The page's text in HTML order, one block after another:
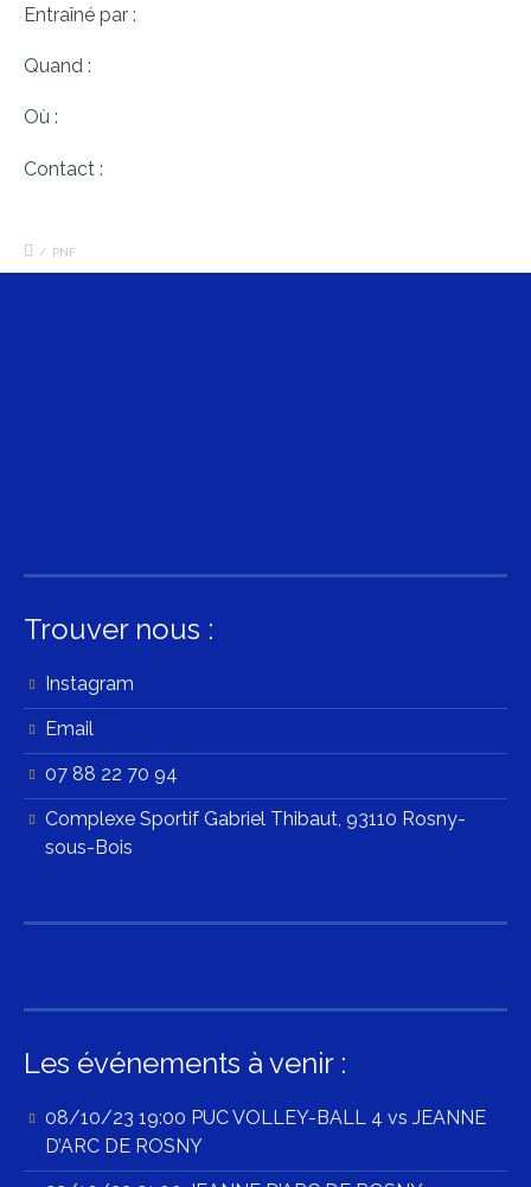
Entraîné par :
Quand :
Où :
Contact :
/ PNF
Trouver nous :
Instagram
Email
07 88 22 70 94
Complexe Sportif Gabriel Thibaut, 93110 Rosny-
sous-Bois
Les événements à venir :
08/10/23 19:00 PUC VOLLEY-BALL 4 vs JEANNE
D’ARC DE ROSNY